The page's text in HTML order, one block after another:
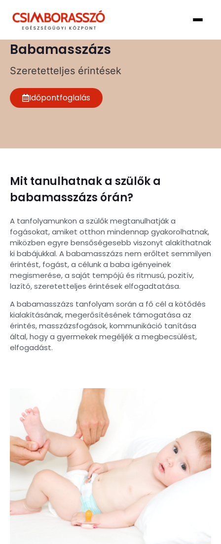
Babamasszázs
Szeretetteljes érintések
Időpontfoglalás
Mit tanulhatnak a szülők a
babamasszázs órán?
A tanfolyamunkon a szülők megtanulhatják a
fogásokat, amiket otthon mindennap gyakorolhatnak,
miközben egyre bensőségesebb viszonyt alakíthatnak
ki babájukkal. A babamasszázs nem erőltet semmilyen
érintést, fogást, a célunk a baba igényeinek
megismerése, a saját tempójú és ritmusú, pozitív,
lazító, szeretetteljes érintések elfogadtatása.
A babamasszázs tanfolyam során a fő cél a kötődés
kialakításának, megerősítésének támogatása az
érintés, masszázsfogások, kommunikáció tanítása
által, hogy a gyermekek megéljék a megbecsülést,
elfogadást.